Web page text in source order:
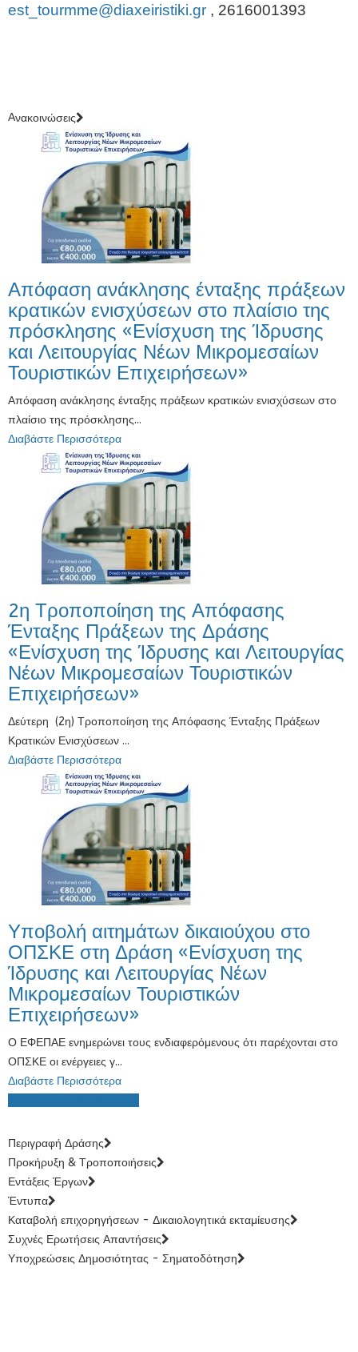
est_tourmme@diaxeiristiki.gr , 2616001393
Aνακοινώσεις
Απόφαση ανάκλησης ένταξης πράξεων
κρατικών ενισχύσεων στο πλαίσιο της
πρόσκλησης «Ενίσχυση της Ίδρυσης
και Λειτουργίας Νέων Μικρομεσαίων
Τουριστικών Επιχειρήσεων»
Απόφαση ανάκλησης ένταξης πράξεων κρατικών ενισχύσεων στο
πλαίσιο της πρόσκλησης...
Διαβάστε Περισσότερα
2η Τροποποίηση της Απόφασης
Ένταξης Πράξεων της Δράσης
«Ενίσχυση της Ίδρυσης και Λειτουργίας
Νέων Μικρομεσαίων Τουριστικών
Επιχειρήσεων»
Δεύτερη (2η) Τροποποίηση της Απόφασης Ένταξης Πράξεων
Κρατικών Ενισχύσεων ...
Διαβάστε Περισσότερα
Υποβολή αιτημάτων δικαιούχου στο
ΟΠΣΚΕ στη Δράση «Ενίσχυση της
Ίδρυσης και Λειτουργίας Νέων
Μικρομεσαίων Τουριστικών
Επιχειρήσεων»
Ο ΕΦΕΠΑΕ ενημερώνει τους ενδιαφερόμενους ότι παρέχονται στο
ΟΠΣΚΕ οι ενέργειες γ...
Διαβάστε Περισσότερα
Περιγραφή Δράσης
Προκήρυξη & Τροποποιήσεις
Εντάξεις Έργων
Έντυπα
Καταβολή επιχορηγήσεων - Δικαιολογητικά εκταμίευσης
Συχνές Ερωτήσεις Απαντήσεις
Υποχρεώσεις Δημοσιότητας - Σηματοδότηση